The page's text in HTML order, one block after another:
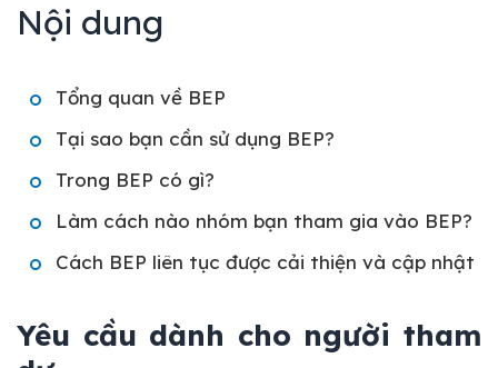
Nội dung
Tổng quan về BEP
Tại sao bạn cần sử dụng BEP?
Trong BEP có gì?
Làm cách nào nhóm bạn tham gia vào BEP?
Cách BEP liên tục được cải thiện và cập nhật
Yêu cầu dành cho người tham